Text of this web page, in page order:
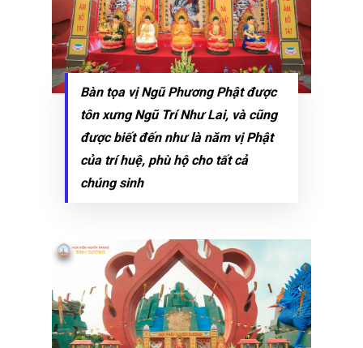
Bàn tọa vị Ngũ Phương Phật được
tôn xưng Ngũ Trí Như Lai, và cũng
được biết đến như là năm vị Phật
của trí huệ, phù hộ cho tất cả
chúng sinh